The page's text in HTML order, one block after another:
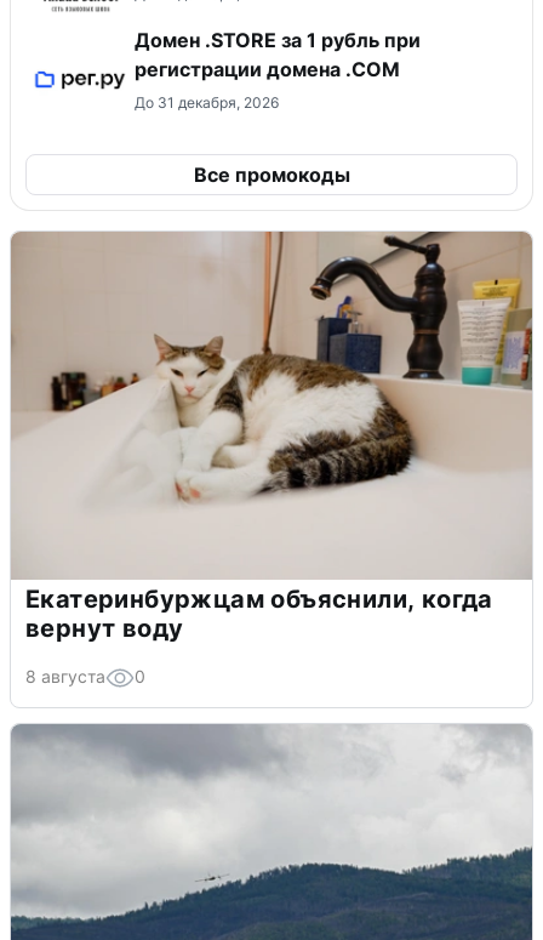
Домен .STORE за 1 рубль при
регистрации домена .COM
До 31 декабря, 2026
Все промокоды
Екатеринбуржцам объяснили, когда
вернут воду
8 августа 0